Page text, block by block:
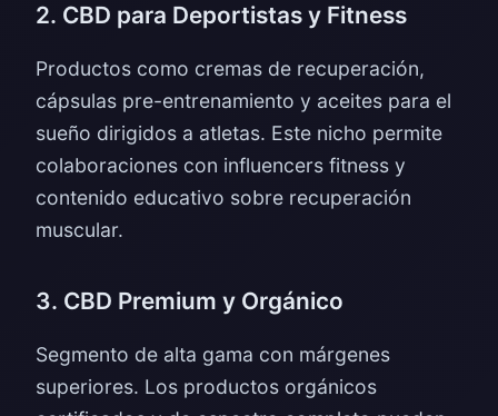
2. CBD para Deportistas y Fitness
Productos como cremas de recuperación,
cápsulas pre-entrenamiento y aceites para el
sueño dirigidos a atletas. Este nicho permite
colaboraciones con influencers fitness y
contenido educativo sobre recuperación
muscular.
3. CBD Premium y Orgánico
Segmento de alta gama con márgenes
superiores. Los productos orgánicos